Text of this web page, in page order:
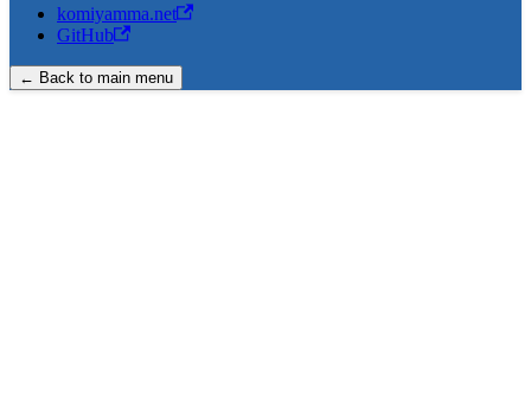
komiyamma.net
GitHub
← Back to main menu